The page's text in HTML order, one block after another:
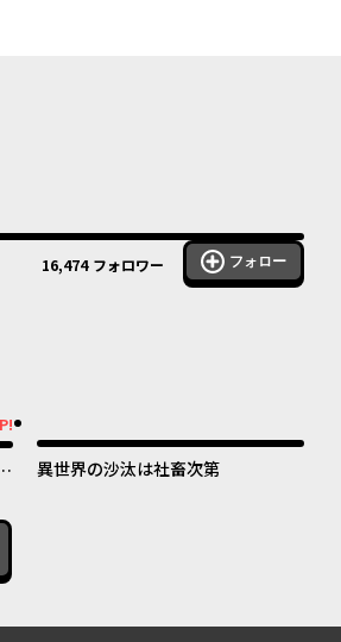
16,474 フォロワー フォロー
異世界の沙汰は社畜次第